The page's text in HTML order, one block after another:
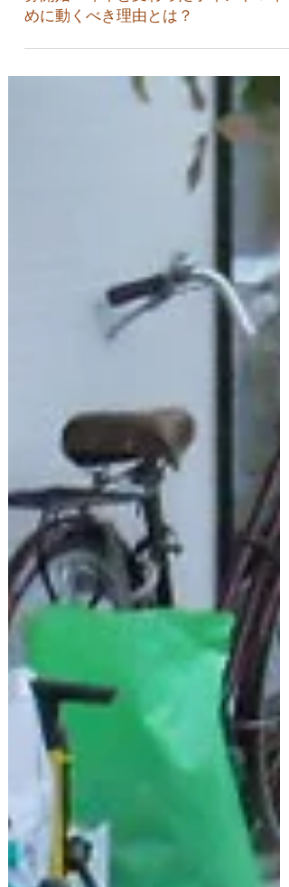
【NEWS】2025年7月 V2H補助金の公
めに動くべき理由とは？